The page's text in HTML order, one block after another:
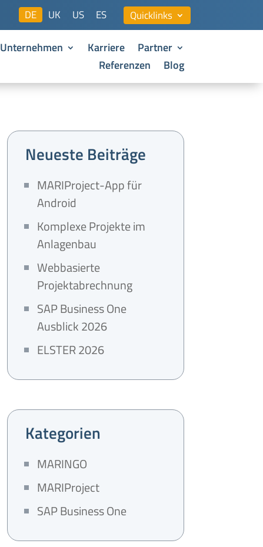
Quicklinks
DE UK US ES
Unternehmen Karriere
Partner
Referenzen
Blog
Neueste Beiträge
MARIProject-App für
Android
Komplexe Projekte im
Anlagenbau
Webbasierte
Projektabrechnung
SAP Business One
Ausblick 2026
ELSTER 2026
Kategorien
MARINGO
MARIProject
SAP Business One